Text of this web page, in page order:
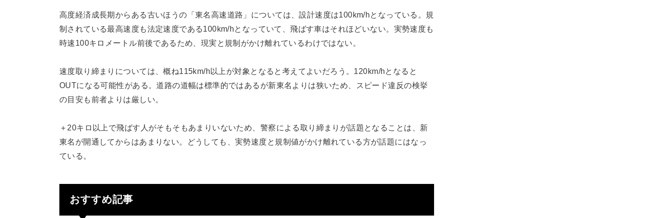
高度経済成長期からある古いほうの「東名高速道路」については、設計速度は100km/hとなっている。規
制されている最高速度も法定速度である100km/hとなっていて、飛ばす車はそれほどいない。実勢速度も
時速100キロメートル前後であるため、現実と規制がかけ離れているわけではない。
速度取り締まりについては、概ね115km/h以上が対象となると考えてよいだろう。120km/hとなると
OUTになる可能性がある。道路の道幅は標準的ではあるが新東名よりは狭いため、スピード違反の検挙
の目安も前者よりは厳しい。
＋20キロ以上で飛ばす人がそもそもあまりいないため、警察による取り締まりが話題となることは、新
東名が開通してからはあまりない。どうしても、実勢速度と規制値がかけ離れている方が話題にはなっ
ている。
おすすめ記事